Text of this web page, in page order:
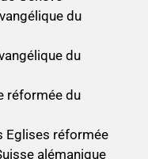
du
du
réformée du
Eglises réformée
alémanique